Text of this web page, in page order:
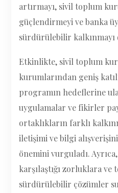
artırmayı, sivil toplum
güçlendirmeyi ve banka
sürdürülebilir kalkınmayı
Etkinlikte, sivil toplum
kurumlarından geniş
programın hedeflerine
uygulamalar ve fikirler
ortaklıkların farklı
iletişimi ve bilgi
önemini vurguladı.
karşılaştığı zorluklara
sürdürülebilir çözümler